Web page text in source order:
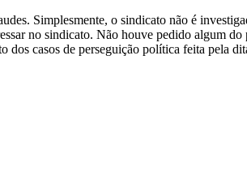
Simplesmente, o sindicato não é
no sindicato. Não houve pedido algum
dos casos de perseguição política feita